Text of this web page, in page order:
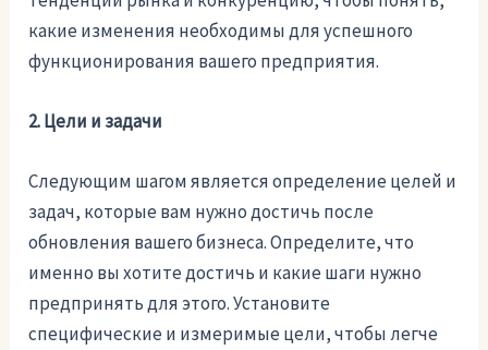
какие изменения необходимы для успешного
функционирования вашего предприятия.
2. Цели и задачи
Следующим шагом является определение целей и
задач, которые вам нужно достичь после
обновления вашего бизнеса. Определите, что
именно вы хотите достичь и какие шаги нужно
предпринять для этого. Установите
специфические и измеримые цели, чтобы легче